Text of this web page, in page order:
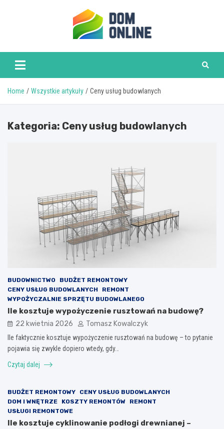
www.domonline.pl
Home Wszystkie artykuły Ceny usług budowlanych
Kategoria: Ceny usług budowlanych
BUDOWNICTWO
BUDŻET REMONTOWY
CENY USŁUG BUDOWLANYCH
REMONT
WYPOŻYCZALNIE SPRZĘTU BUDOWLANEGO
Ile kosztuje wypożyczenie rusztowań na budowę?
22 kwietnia 2026 Tomasz Kowalczyk
Ile faktycznie kosztuje wypożyczenie rusztowań na budowę – to pytanie
pojawia się zwykle dopiero wtedy, gdy…
Czytaj dalej
BUDŻET REMONTOWY
CENY USŁUG BUDOWLANYCH
DOM I WNĘTRZE
KOSZTY REMONTÓW
REMONT
USŁUGI REMONTOWE
Ile kosztuje cyklinowanie podłogi drewnianej –